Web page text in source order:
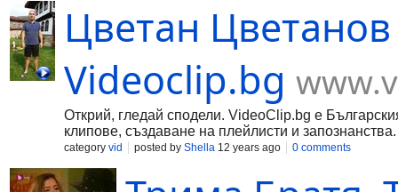
Цветан
Videoclip.bg
Открий, гледай сподели. VideoClip.bg е
клипове, създаване на плейлисти и запознанства.
category vid posted by Shella 12 years ago 0 comments